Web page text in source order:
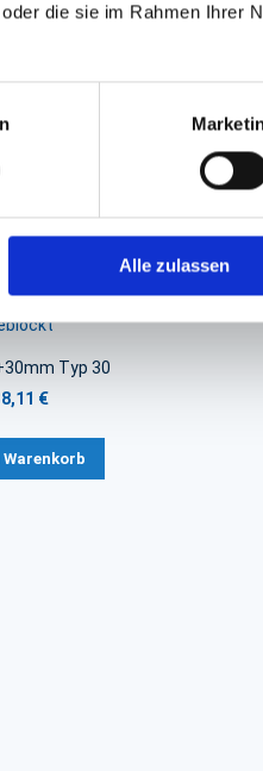
die sie im Rahmen Ihrer
Alle zulassen
Typ 30
€
Warenkorb